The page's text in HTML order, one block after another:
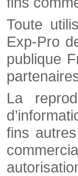
Toute
Exp-Pro
publique
La
fins